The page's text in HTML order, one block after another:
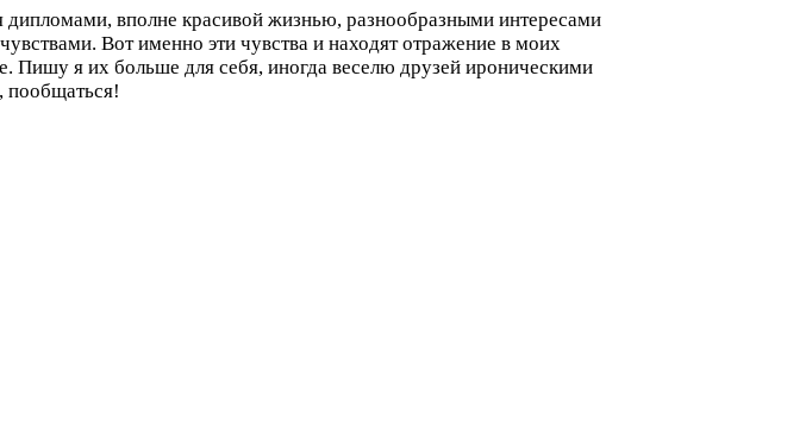
вполне красивой жизнью, разнообразными интересами
Вот именно эти чувства и находят отражение в моих
Пишу я их больше для себя, иногда веселю друзей ироническими
пообщаться!